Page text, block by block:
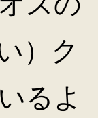
）ク
るよ